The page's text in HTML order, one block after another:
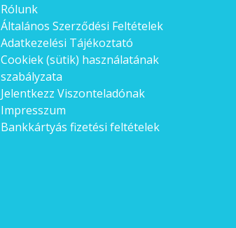
Rólunk
Általános Szerződési Feltételek
Adatkezelési Tájékoztató
Cookiek (sütik) használatának
szabályzata
Jelentkezz Viszonteladónak
Impresszum
Bankkártyás fizetési feltételek